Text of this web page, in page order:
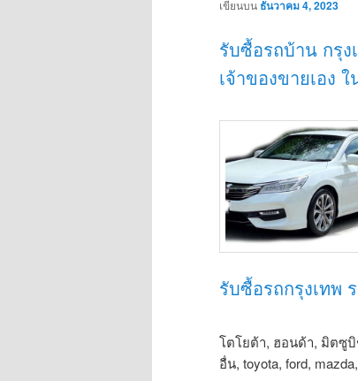
เขียนบน ธันวาคม 4, 2023
รับซื้อรถบ้าน กรุง
เจ้าของขายเอง
รับซื้อรถกรุงเทพ
โตโยต้า, ฮอนด้า, มิตซู
อื่น, toyota, ford,